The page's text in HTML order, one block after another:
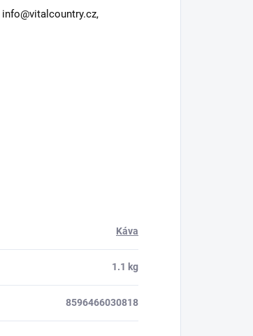
info@vitalcountry.cz,
Káva
1.1 kg
8596466030818